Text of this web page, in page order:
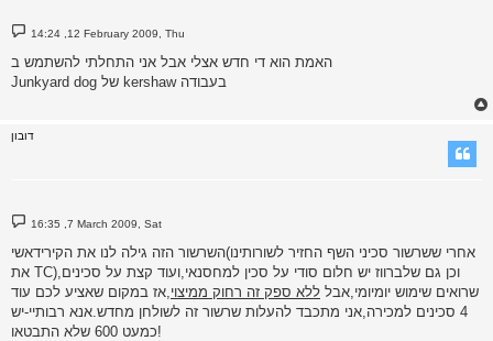
P
o
t
14:24 ,12 February 2009, Thu
האמת הוא די חדש אצלי אבל אני התחלתי להשתמש ב
Junkyard dog של kershaw בעבודה
דובון
P
o
t
16:35 ,7 March 2009, Sat
השרשור הזה גילה לנו את הקירידאשי(אחרי ששרשור סכיני השף החזיר לשורותינו
את TC),וכן גם שלברווז יש חלום סודי על סכין למחסנאי,ועוד קצת על סכינים
שרואים שימוש יומיומי,אבל ללא ספק זה רחוק ממיצוי ,אז במקום שאציע לכם עוד
4 סכינים למכירה,אני מתכבד להעלות שרשור זה לשולחן מחדש.אנא רבותיי-יש
כמעט 600 שלא התבטאו!